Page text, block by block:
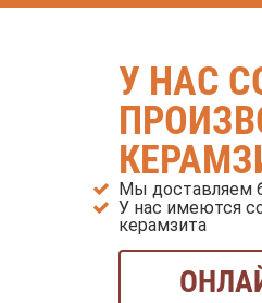
У НАС
Мы доставляем
У нас имеются
керамзита